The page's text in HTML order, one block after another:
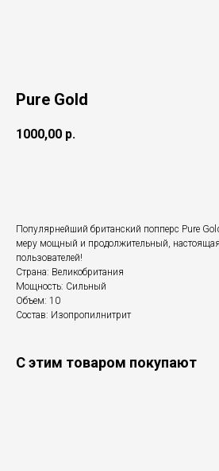
Pure Gold
1000,00 р.
Популярнейший британский попперс Pure
меру мощный и продолжительный, настоящая
пользователей!
Страна: Великобритания
Мощность: Сильный
Объем: 10
Состав: Изопропилнитрит
С этим товаром покупают